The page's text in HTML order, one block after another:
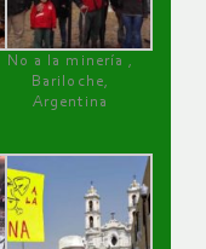
No a la minería ,
Bariloche,
Argentina